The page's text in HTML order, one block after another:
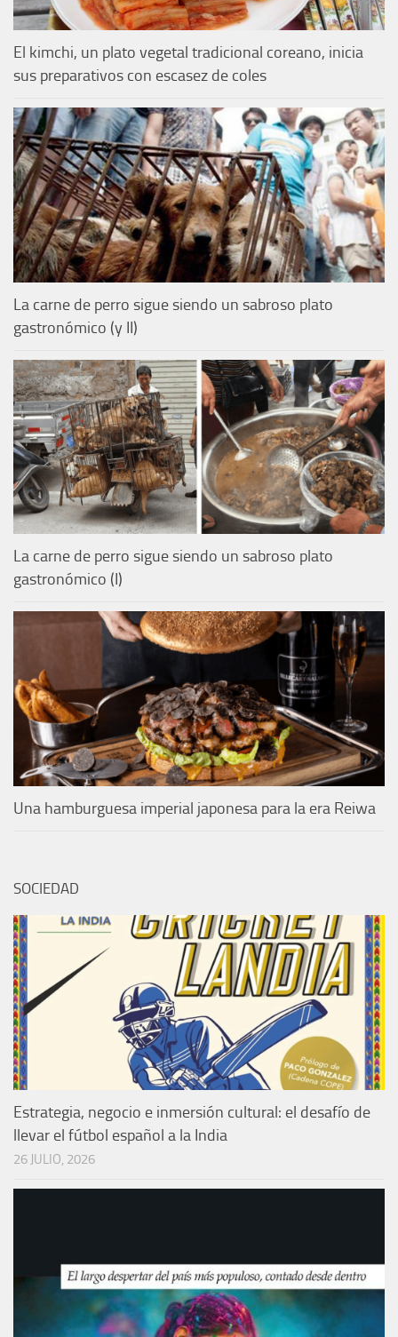
El kimchi, un plato vegetal tradicional coreano, inicia
sus preparativos con escasez de coles
La carne de perro sigue siendo un sabroso plato
gastronómico (y II)
La carne de perro sigue siendo un sabroso plato
gastronómico (I)
Una hamburguesa imperial japonesa para la era Reiwa
SOCIEDAD
Estrategia, negocio e inmersión cultural: el desafío de
llevar el fútbol español a la India
26 JULIO, 2026